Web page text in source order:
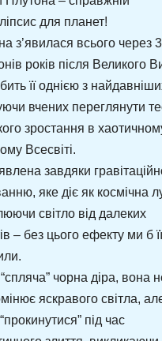
для планет!
з’явилася всього через
років після Великого
її однією з
вчених переглянути
зростання в
Всесвіті.
завдяки
яке діє як космічна
світло від далеких
– без цього ефекту ми б
чорна діра, вона
яскравого світла,
під час